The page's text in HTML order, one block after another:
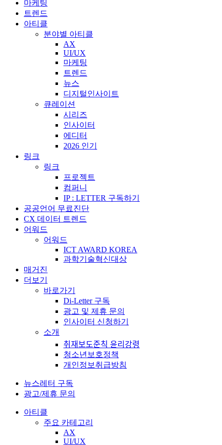
마케팅
트렌드
아티클
분야별 아티클
AX
UI/UX
마케팅
트렌드
뉴스
디지털인사이트
큐레이션
시리즈
인사이터
에디터
2026 인기
링크
링크
프로젝트
컴퍼니
IP : LETTER 구독하기
공공언어 무료진단
CX 데이터 트렌드
어워드
어워드
ICT AWARD KOREA
과학기술혁신대상
매거진
더보기
바로가기
Di-Letter 구독
광고 및 제휴 문의
인사이터 신청하기
소개
취재보도준칙 윤리강령
청소년보호정책
개인정보취급방침
뉴스레터 구독
광고/제휴 문의
아티클
주요 카테고리
AX
UI/UX